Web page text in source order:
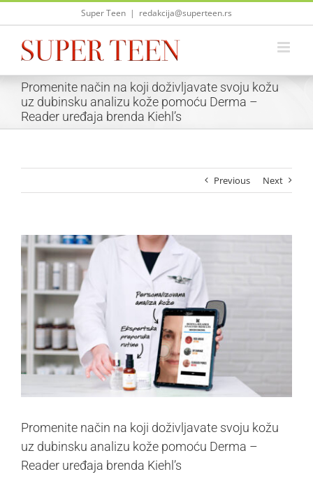
Skip
Super Teen | redakcija@superteen.rs
Promenite način na koji doživljavate svoju kožu
uz dubinsku analizu kože pomoću Derma –
Reader uređaja brenda Kiehl’s
Previous Next
View
Larger
Image
Promenite način na koji doživljavate svoju kožu
uz dubinsku analizu kože pomoću Derma –
Reader uređaja brenda Kiehl’s